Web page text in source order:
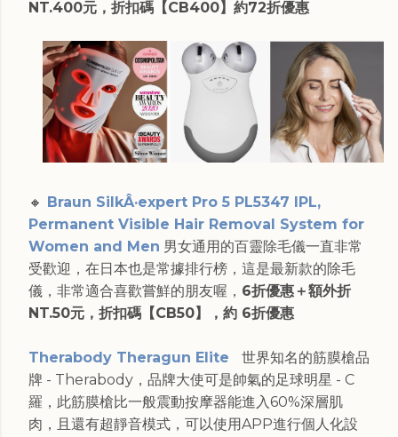
NT.400元，折扣碼【CB400】約72折優惠
🔸
Braun SilkÂ·expert Pro 5 PL5347 IPL,
Permanent Visible Hair Removal System for
Women and Men 男女通用的百靈除毛儀一直非常
受歡迎，在日本也是常據排行榜，這是最新款的除毛
儀，非常適合喜歡嘗鮮的朋友喔， 6折優惠＋額外折
NT.50元，折扣碼【CB50】，約 6折優惠
Therabody Theragun Elite
世界知名的筋膜槍品
牌 - Therabody，品牌大使可是帥氣的足球明星 - C
羅，此筋膜槍比一般震動按摩器能進入60%深層肌
肉，且還有超靜音模式，可以使用APP進行個人化設